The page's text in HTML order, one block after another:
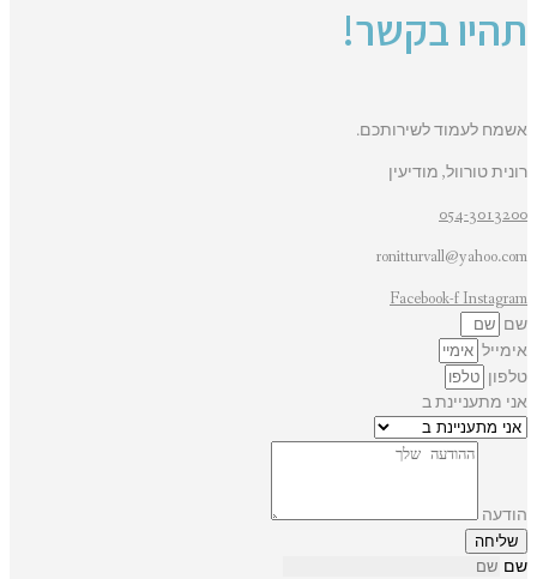
תהיו בקשר!
אשמח לעמוד לשירותכם.
רונית טורוול, מודיעין
054-3013200
ronitturvall@yahoo.com
Facebook-f Instagram
שם
אימייל
טלפון
אני מתעניינת ב
הודעה
שליחה
שם